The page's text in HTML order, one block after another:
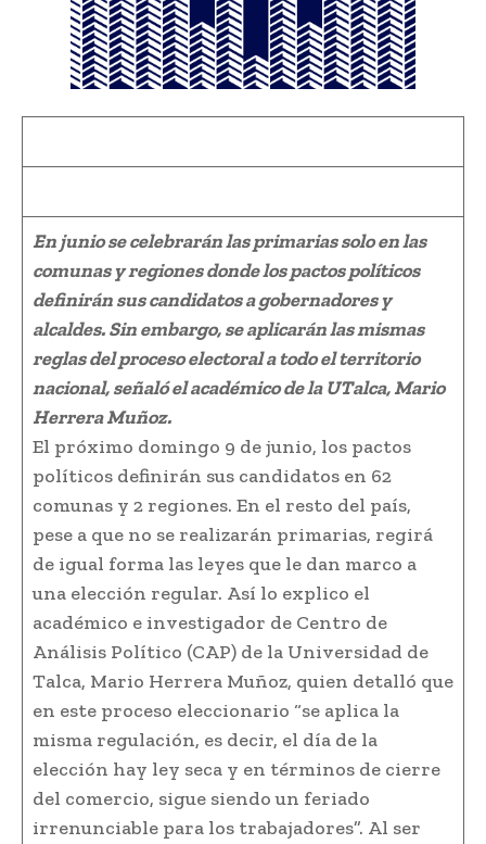
En junio se celebrarán las primarias solo en las
comunas y regiones donde los pactos políticos
definirán sus candidatos a gobernadores y
alcaldes. Sin embargo, se aplicarán las mismas
reglas del proceso electoral a todo el territorio
nacional, señaló el académico de la UTalca, Mario
Herrera Muñoz.
El próximo domingo 9 de junio, los pactos
políticos definirán sus candidatos en 62
comunas y 2 regiones. En el resto del país,
pese a que no se realizarán primarias, regirá
de igual forma las leyes que le dan marco a
una elección regular. Así lo explico el
académico e investigador de Centro de
Análisis Político (CAP) de la Universidad de
Talca, Mario Herrera Muñoz, quien detalló que
en este proceso eleccionario “se aplica la
misma regulación, es decir, el día de la
elección hay ley seca y en términos de cierre
del comercio, sigue siendo un feriado
irrenunciable para los trabajadores”. Al ser